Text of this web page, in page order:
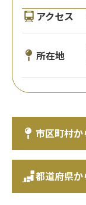
アクセス
所在地
市区町村
都道府県